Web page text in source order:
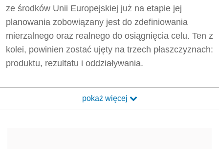
ze środków Unii Europejskiej już na etapie jej
planowania zobowiązany jest do zdefiniowania
mierzalnego oraz realnego do osiągnięcia celu. Ten z
kolei, powinien zostać ujęty na trzech płaszczyznach:
produktu, rezultatu i oddziaływania.
pokaż więcej